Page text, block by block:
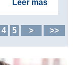
Leer más
4 5 > >>